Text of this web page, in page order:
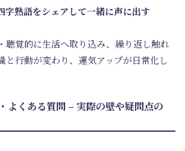
字熟語をシェアして一緒に声に出す
聴覚的に生活へ取り込み、繰り返し触れ
と行動が変わり、運気アップが日常化し
よくある質問 – 実際の壁や疑問点の